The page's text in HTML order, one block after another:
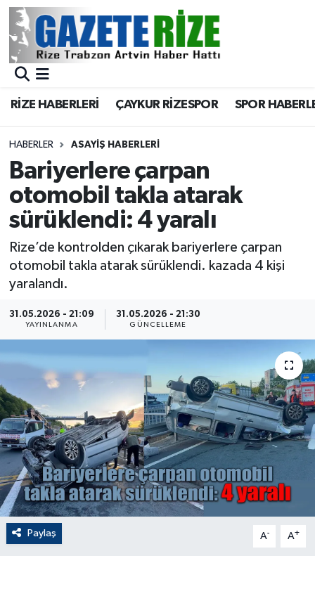
RİZE HABERLERİ ÇAYKUR RİZESPOR SPOR
HABERLER ASAYIŞ HABERLERI
Bariyerlere çarpan
otomobil takla atarak
sürüklendi: 4 yaralı
Rize’de kontrolden çıkarak bariyerlere çarpan
otomobil takla atarak sürüklendi. kazada 4 kişi
yaralandı.
31.05.2026 - 21:09
YAYINLANMA
31.05.2026 - 21:30
GÜNCELLEME
Paylaş A- A+
BÖLGEMİZ
Asayiş
Rize Jandarma Komutanlığı
Bilim Teknoloji
Advertising news
ÇEVRE
Dış Haberler
Dünya
EĞİTİM
EKONOMİ
English News
Merkez Nöbetçi Eczaneler
Merkez Trafik Yoğunluk Haritası
Süper Lig Puan Durumu ve Fikstür
Tüm Manşetler
Haber Arşivi